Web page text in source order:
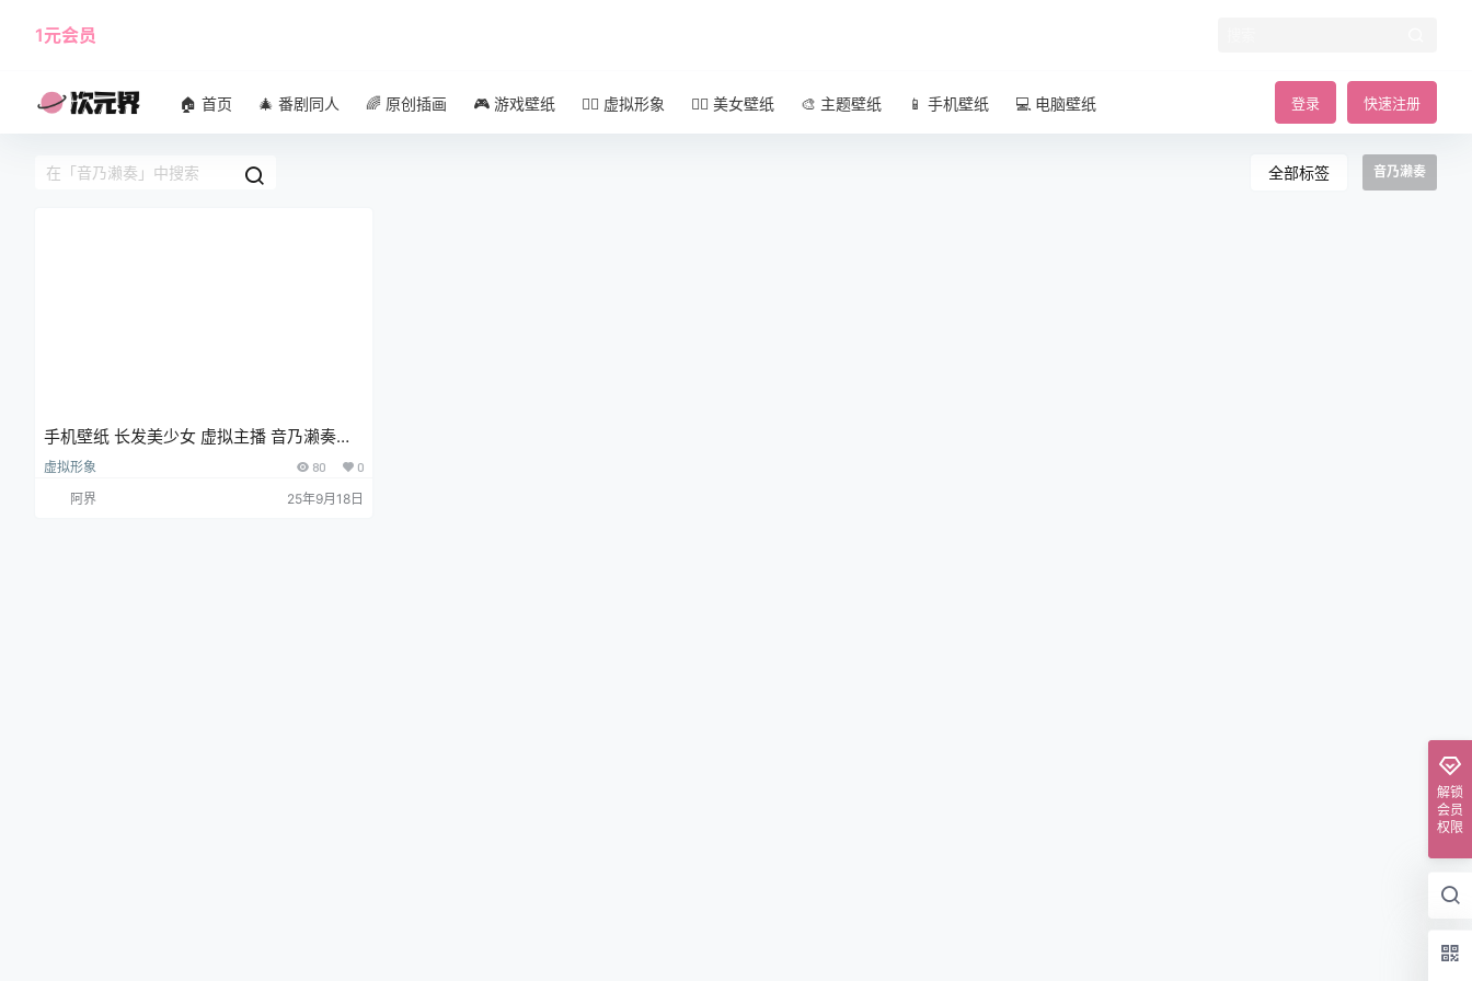
1元会员
登录 快速注册
🏠 首页 🎄 番剧同人 🌈 原创插画 🎮 游戏壁纸 🧚‍♀️ 虚拟形象 🧜‍♀️ 美女壁纸 🎨 主题壁纸 📱 手机壁纸 💻 电脑壁纸
全部标签 音乃濑奏
手机壁纸 长发美少女 虚拟主播 音乃濑奏@
青里みんと
虚拟形象 80
0
阿界
25年9月18日
解锁
会员
权限